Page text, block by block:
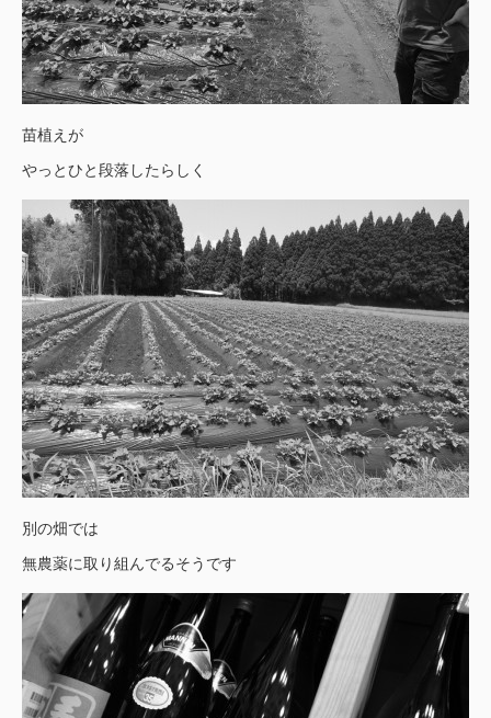
苗植えが
やっとひと段落したらしく
別の畑では
無農薬に取り組んでるそうです